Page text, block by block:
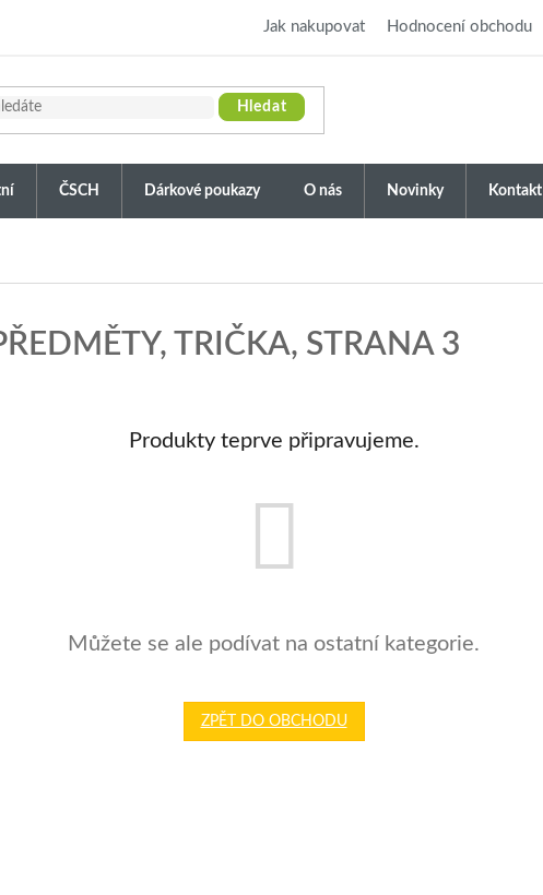
Jak nakupovat Hodnocení obchodu
Hledat
ČSCH Dárkové poukazy O nás Novinky Kontakt
TRIČKA, STRANA 3
Produkty teprve připravujeme.
Můžete se ale podívat na ostatní kategorie.
ZPĚT DO OBCHODU